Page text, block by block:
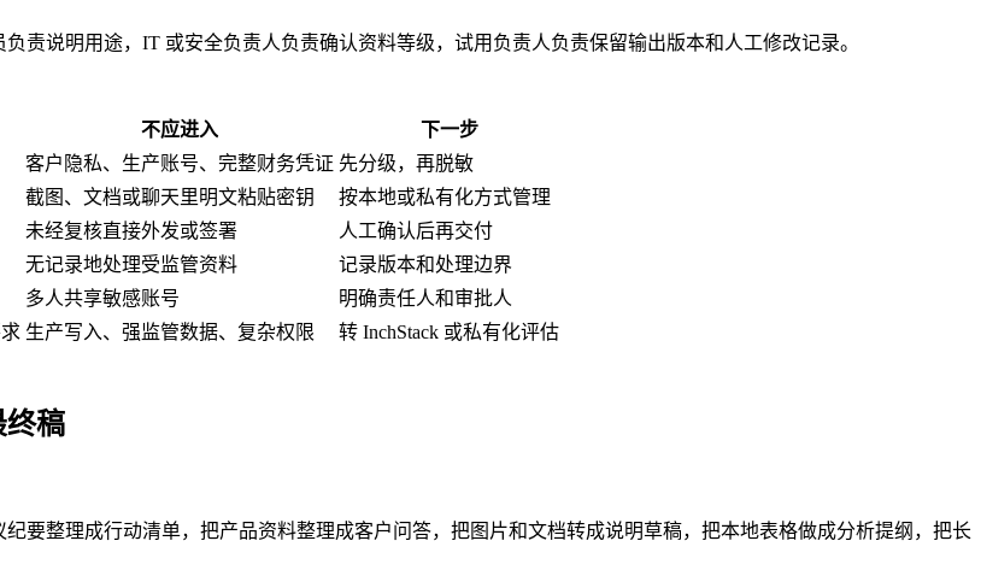
责说明用途，IT 或安全负责人负责确认资料等级，试用负责人负责保留输出版本和人工修改记录。
不应进入
下一步
客户隐私、生产账号、完整财务凭证 先分级，再脱敏
截图、文档或聊天里明文粘贴密钥
按本地或私有化方式管理
未经复核直接外发或签署
人工确认后再交付
无记录地处理受监管资料
记录版本和处理边界
多人共享敏感账号
明确责任人和审批人
生产写入、强监管数据、复杂权限
转 InchStack 或私有化评估
终稿
要整理成行动清单，把产品资料整理成客户问答，把图片和文档转成说明草稿，把本地表格做成分析提纲，把长